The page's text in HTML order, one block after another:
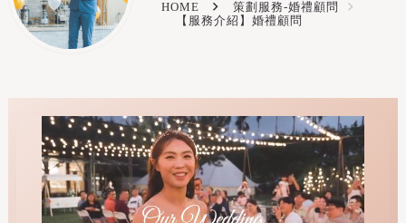
HOME
策劃服務-婚禮顧問
【服務介紹】婚禮顧問